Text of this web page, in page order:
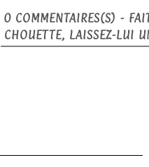
0 COMMENTAIRES(S) -
CHOUETTE, LAISSEZ-LUI